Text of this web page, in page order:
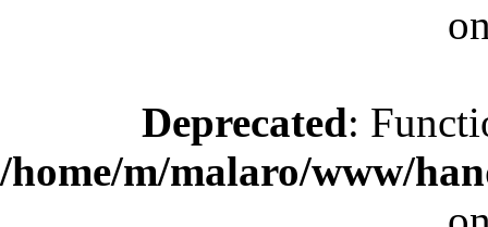
Deprecated:
/home/m/malaro/www/